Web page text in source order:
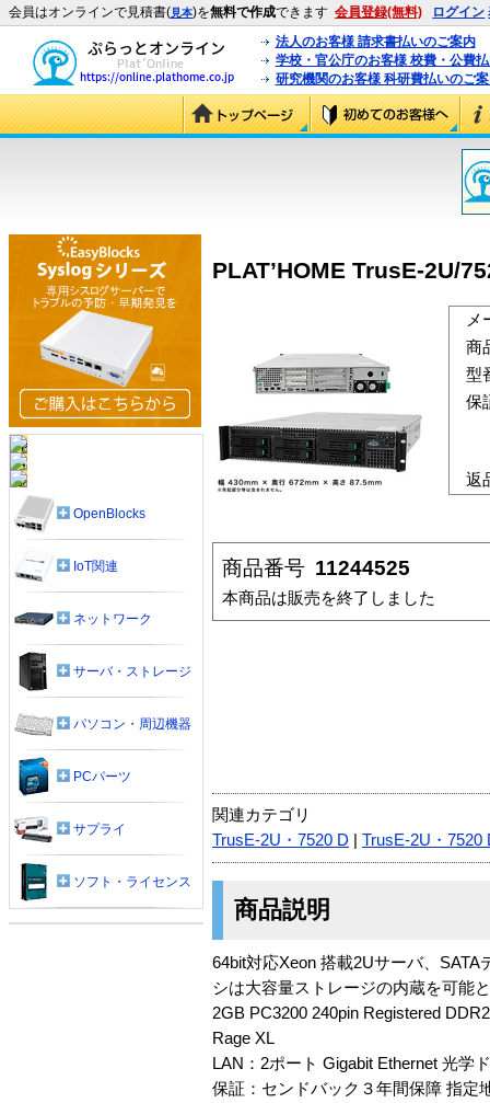
会員はオンラインで見積書(見本)を無料で作成できます 会員登録(無料) ログイン
法人のお客様 請求書払いのご案内
学校・官公庁のお客様 校費・公費
研究機関のお客様 科研費払いのご
PLAT’HOME TrusE-2U/
メ
商
型
保
返
商品番号 11244525
本商品は販売を終了しました
関連カテゴリ
TrusE-2U・7520 D
TrusE-2U・7520
商品説明
64bit対応Xeon 搭載2Uサーバ、
シは大容量ストレージの内蔵を可能
2GB PC3200 240pin Registered
Rage XL
LAN：2ポート Gigabit Ethernet 光学
保証：センドバック３年間保障 指定
OpenBlocks
IoT関連
ネットワーク
サーバ・ストレージ
パソコン・周辺機器
PCパーツ
サプライ
ソフト・ライセンス